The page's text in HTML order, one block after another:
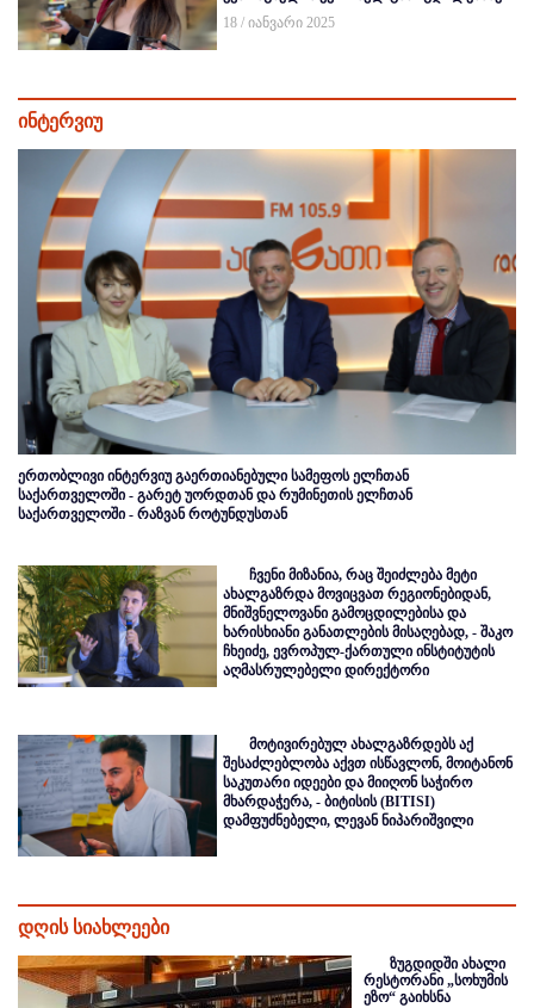
18 / იანვარი 2025
ინტერვიუ
ერთობლივი ინტერვიუ გაერთიანებული სამეფოს ელჩთან
საქართველოში - გარეტ უორდთან და რუმინეთის ელჩთან
საქართველოში - რაზვან როტუნდუსთან
ჩვენი მიზანია, რაც შეიძლება მეტი
ახალგაზრდა მოვიცვათ რეგიონებიდან,
მნიშვნელოვანი გამოცდილებისა და
ხარისხიანი განათლების მისაღებად, - შაკო
ჩხეიძე, ევროპულ-ქართული ინსტიტუტის
აღმასრულებელი დირექტორი
მოტივირებულ ახალგაზრდებს აქ
შესაძლებლობა აქვთ ისწავლონ, მოიტანონ
საკუთარი იდეები და მიიღონ საჭირო
მხარდაჭერა, - ბიტისის (BITISI)
დამფუძნებელი, ლევან ნიპარიშვილი
დღის სიახლეები
ზუგდიდში ახალი
რესტორანი „სოხუმის
ეზო“ გაიხსნა